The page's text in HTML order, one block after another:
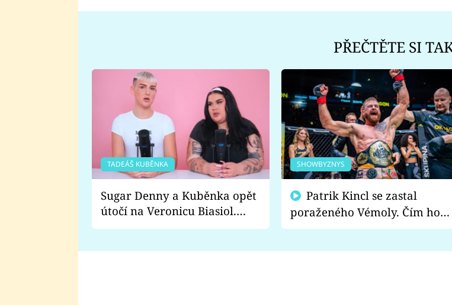
PŘEČTĚTE SI
TADEÁŠ KUBĚNKA
Sugar Denny a Kuběnka opět
útočí na Veronicu Biasiol.
Proč je podle nich falešná a
SHOWBYZNYS
poraženého Vémoly. Čím ho
fanoušci naštvali?